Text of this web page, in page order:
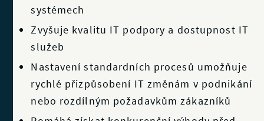
systémech
Zvyšuje kvalitu IT podpory a dostupnost IT
služeb
Nastavení standardních procesů umožňuje
rychlé přizpůsobení IT změnám v podnikání
nebo rozdílným požadavkům zákazníků